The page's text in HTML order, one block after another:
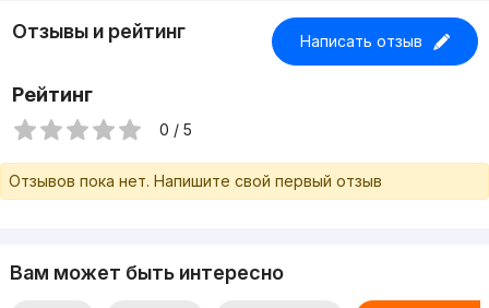
Отзывы и рейтинг Написать отзыв
Рейтинг
0 / 5
Отзывов пока нет. Напишите свой первый отзыв
Вам может быть интересно